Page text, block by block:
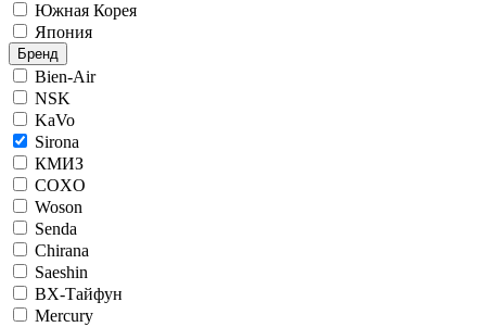
Южная Корея
Япония
Бренд
Bien-Air
NSK
KaVo
Sirona
КМИЗ
COXO
Woson
Senda
Chirana
Saeshin
ВХ-Тайфун
Mercury